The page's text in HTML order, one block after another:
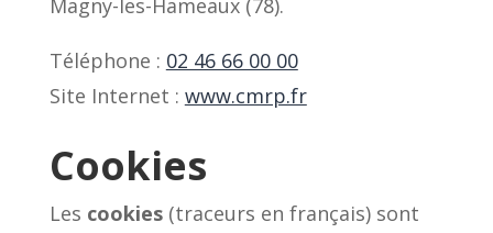
Téléphone : 02 46 66 00 00
Site Internet : www.cmrp.fr
Cookies
Les cookies(traceurs en français) sont